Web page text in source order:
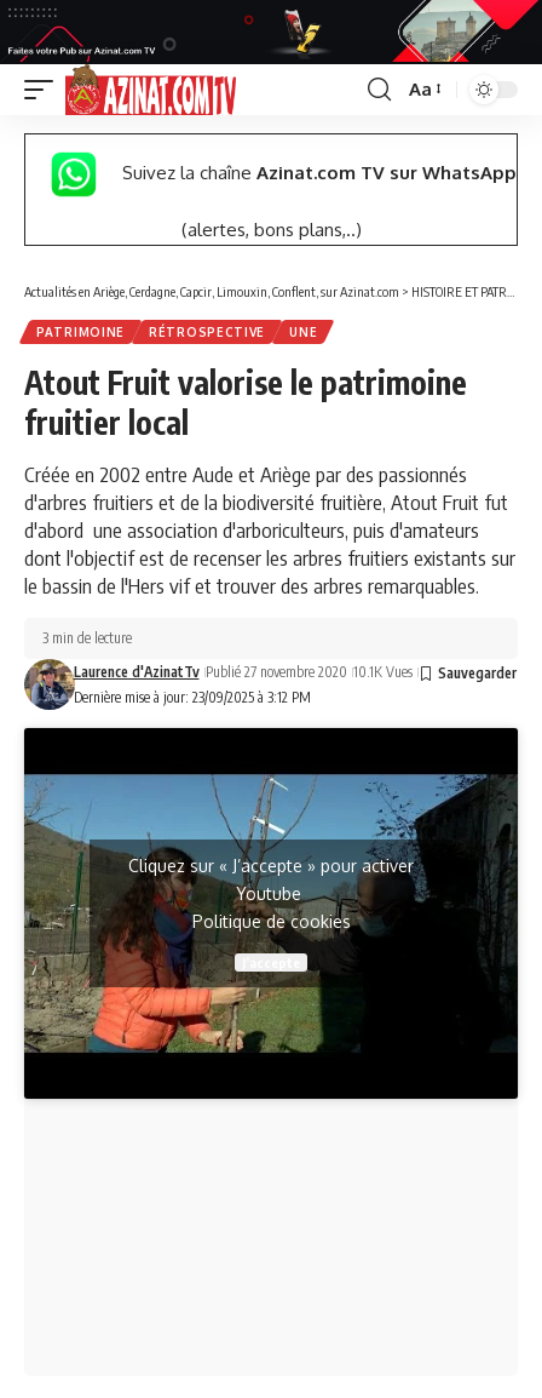
Font
Resizer
Aa
Suivez la chaîne Azinat.com TV sur WhatsApp
(alertes, bons plans,..)
Actualités en Ariège, Cerdagne, Capcir, Limouxin, Conflent, sur Azinat.com > HISTOIRE ET PATRIMOINE
PATRIMOINE RÉTROSPECTIVE UNE
Atout Fruit valorise le patrimoine
fruitier local
Créée en 2002 entre Aude et Ariège par des passionnés
d'arbres fruitiers et de la biodiversité fruitière, Atout Fruit fut
d'abord une association d'arboriculteurs, puis d'amateurs
dont l'objectif est de recenser les arbres fruitiers existants sur
le bassin de l'Hers vif et trouver des arbres remarquables.
Dernière mise à jour: 23/09/2025 à 3:12 PM
Laurence d'AzinatTv Publié 27 novembre 2020 10.1K Vues
3 min de lecture
Cliquez sur « J’accepte » pour activer
Youtube
Politique de cookies